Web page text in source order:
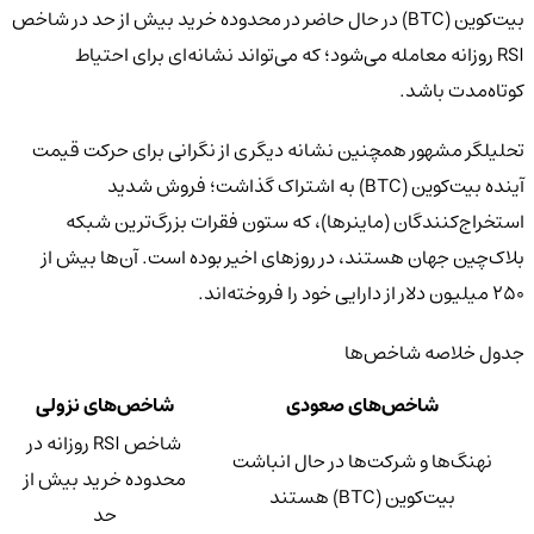
بیت‌کوین (BTC) در حال حاضر در محدوده خرید بیش از حد در شاخص
RSI روزانه معامله می‌شود؛ که می‌تواند نشانه‌ای برای احتیاط
کوتاه‌مدت باشد.
تحلیلگر مشهور همچنین نشانه دیگری از نگرانی برای حرکت قیمت
آینده بیت‌کوین (BTC) به اشتراک گذاشت؛ فروش شدید
استخراج‌کنندگان (ماینرها)، که ستون فقرات بزرگ‌ترین شبکه
بلاک‌چین جهان هستند، در روزهای اخیر بوده است. آن‌ها بیش از
۲۵۰ میلیون دلار از دارایی خود را فروخته‌اند.
جدول خلاصه شاخص‌ها
شاخص‌های صعودی
شاخص‌های نزولی
نهنگ‌ها و شرکت‌ها در حال انباشت
بیت‌کوین (BTC) هستند
شاخص RSI روزانه در
محدوده خرید بیش از
حد